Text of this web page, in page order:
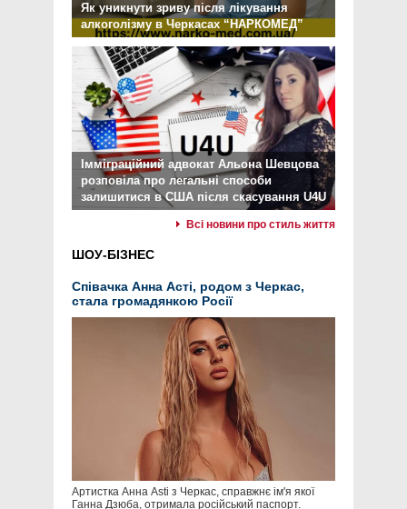
Як уникнути зриву після лікування
алкоголізму в Черкасах “НАРКОМЕД”
Імміграційний адвокат Альона Шевцова
розповіла про легальні способи
залишитися в США після скасування U4U
Всі новини про стиль життя
ШОУ-БІЗНЕС
Співачка Анна Асті, родом з Черкас,
стала громадянкою Росії
Артистка Анна Asti з Черкас, справжнє ім'я якої
Ганна Дзюба, отримала російський паспорт.